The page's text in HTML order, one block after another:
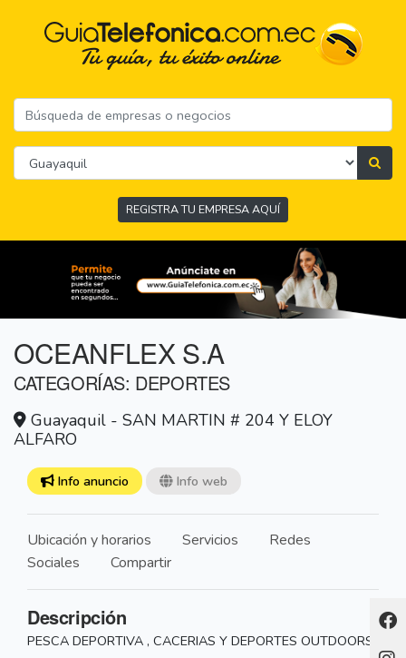
REGISTRA TU EMPRESA AQUÍ
OCEANFLEX S.A
CATEGORÍAS: DEPORTES
Guayaquil - SAN MARTIN # 204 Y ELOY
ALFARO
Info anuncio Info web
Ubicación y horarios Servicios
Redes
Sociales
Compartir
Descripción
PESCA DEPORTIVA , CACERIAS Y DEPORTES OUTDOORS